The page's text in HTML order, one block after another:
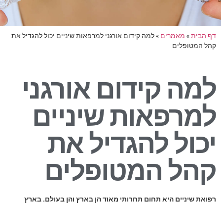
דף הבית» מאמרים »למה קידום אורגני למרפאות שיניים יכול להגדיל את
קהל המטופלים
למה קידום אורגני
למרפאות שיניים
יכול להגדיל את
קהל המטופלים
רפואת שיניים היא תחום תחרותי מאוד הן בארץ והן בעולם. בארץ